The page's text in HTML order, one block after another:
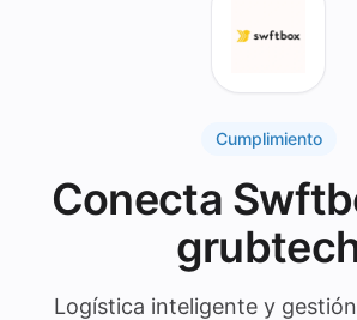
Cumplimiento
Conecta
Logística inteligente y